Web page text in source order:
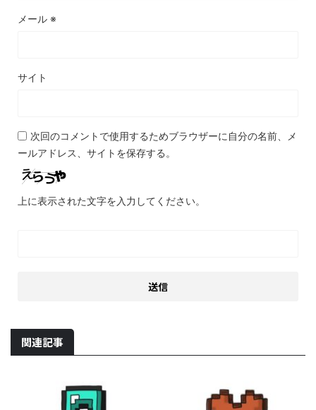
メール ※
サイト
次回のコメントで使用するためブラウザーに自分の名前、メ
ールアドレス、サイトを保存する。
上に表示された文字を入力してください。
関連記事